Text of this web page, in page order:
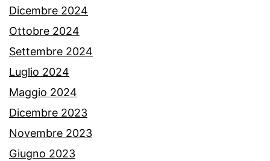
Dicembre 2024
Ottobre 2024
Settembre 2024
Luglio 2024
Maggio 2024
Dicembre 2023
Novembre 2023
Giugno 2023